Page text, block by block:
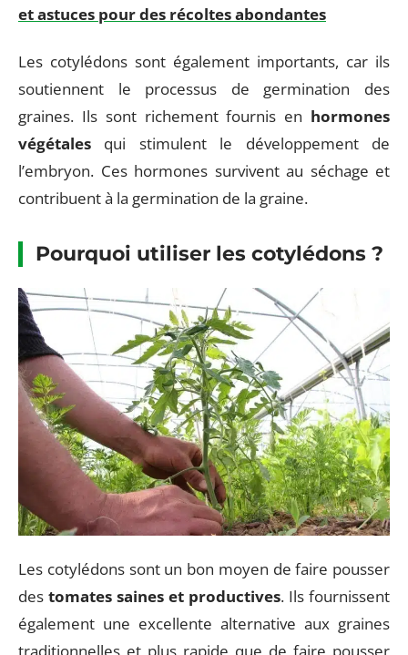
et astuces pour des récoltes abondantes
Les cotylédons sont également importants, car ils
soutiennent le processus de germination des
graines. Ils sont richement fournis en hormones
végétales qui stimulent le développement de
l’embryon. Ces hormones survivent au séchage et
contribuent à la germination de la graine.
Pourquoi utiliser les cotylédons ?
Les cotylédons sont un bon moyen de faire pousser
des tomates saines et productives. Ils fournissent
également une excellente alternative aux graines